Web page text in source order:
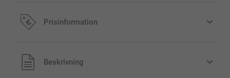
Prisinformation
Alla priser är i svenska kronor (SEK), inklusive moms och
exklusive porto.
Beskrivning